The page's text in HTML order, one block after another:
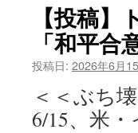
【投稿
「和平合
投稿日: 2026年6月
＜＜ぶち
6/15、米